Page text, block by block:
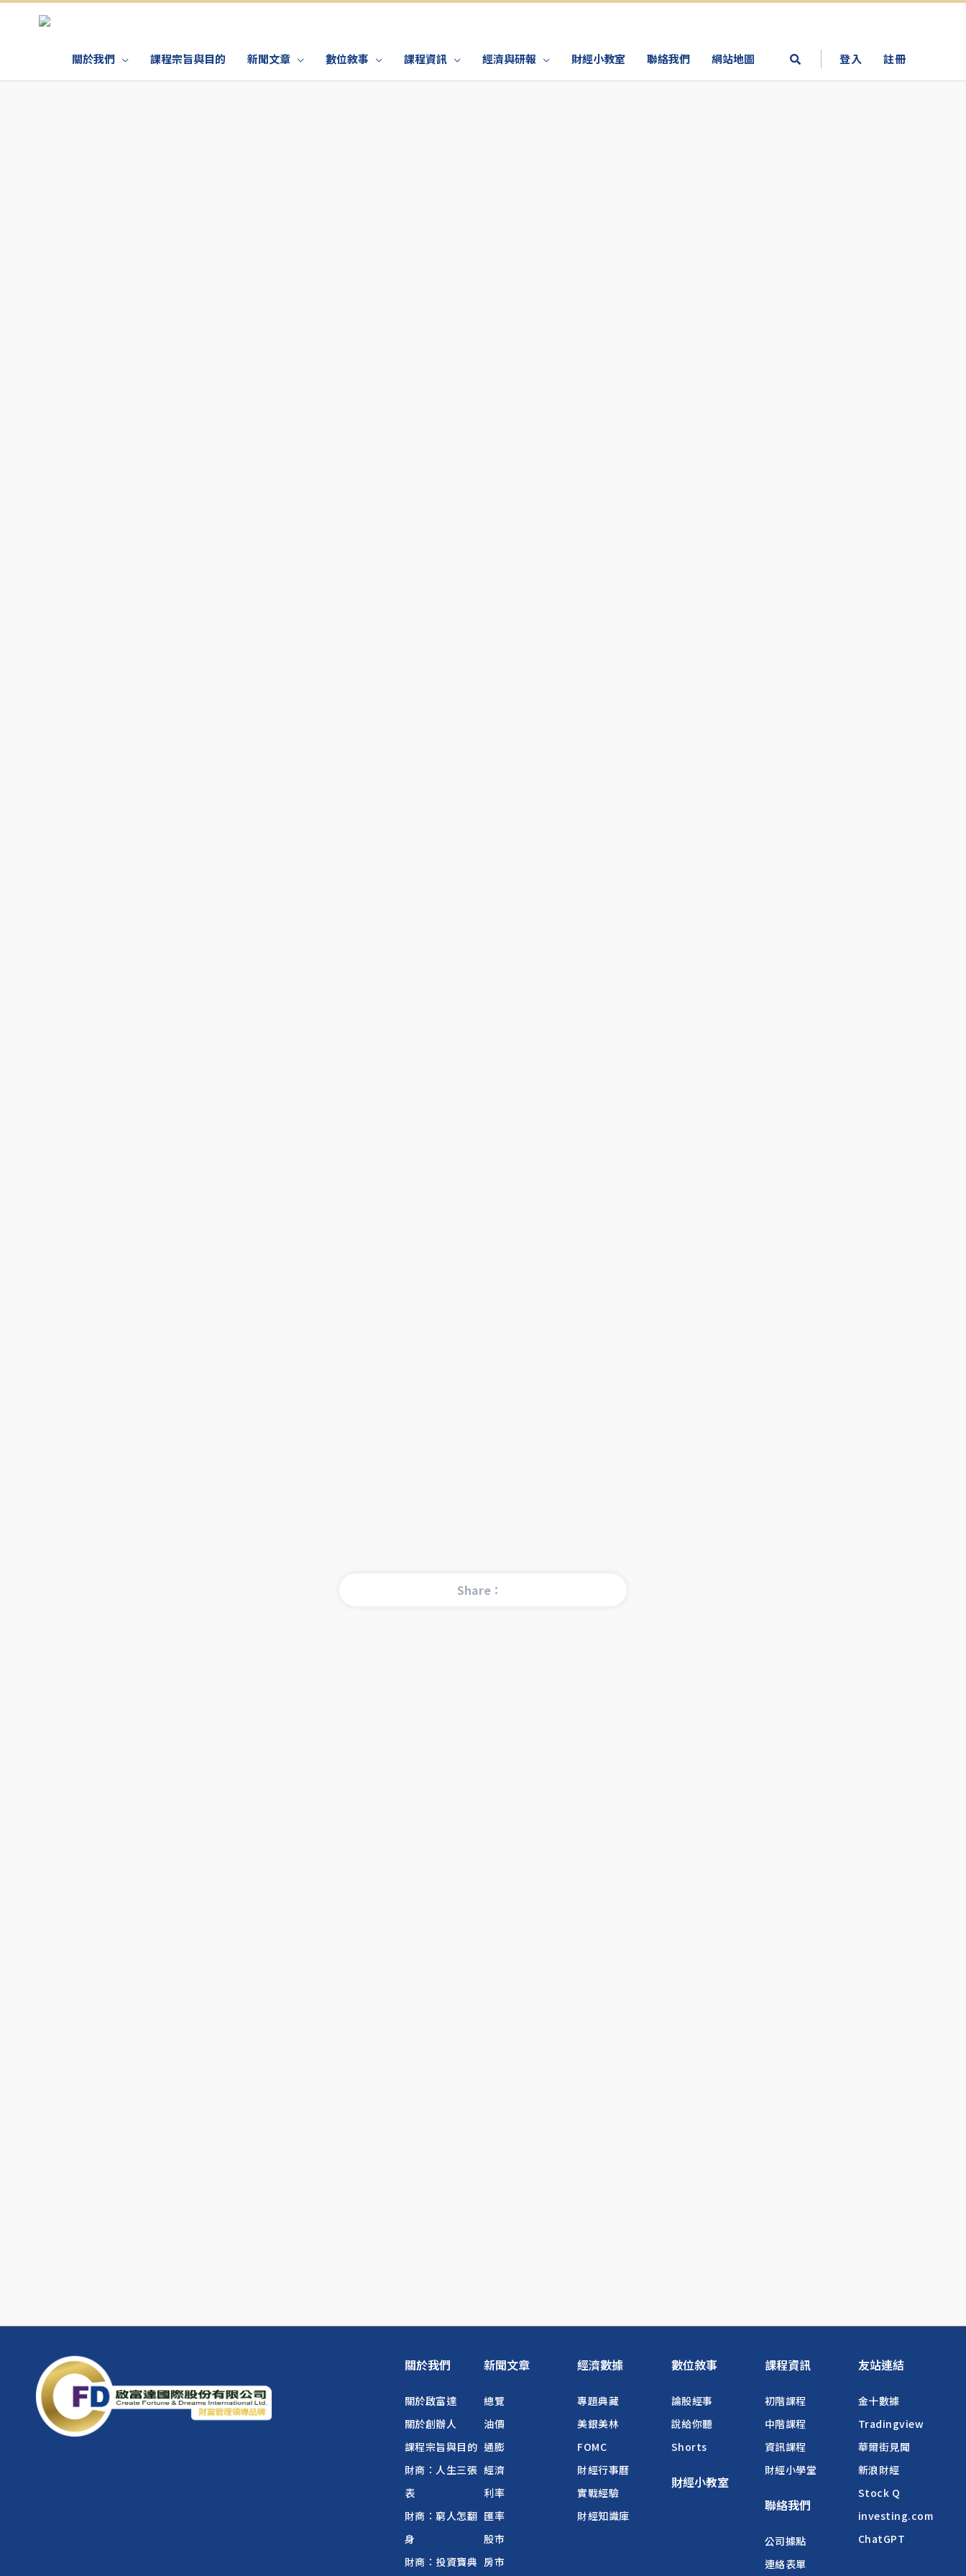
關於我們 課程宗旨與目的 新聞文章 數位敘事 課程資訊 經濟與研報 財經小教室 聯絡我們 網站地圖 登入 註冊
Share：
關於我們
關於啟富達
關於創辦人
課程宗旨與目的
財商：人生三張
表
財商：窮人怎翻
身
財商：投資寶典
新聞文章
總覽
油價
通膨
經濟
利率
匯率
股市
房市
經濟數據
專題典藏
美銀美林
FOMC
財經行事曆
實戰經驗
財經知識庫
數位敘事
論股經事
說給你聽
Shorts
財經小教室
課程資訊
初階課程
中階課程
資訊課程
財經小學堂
聯絡我們
公司據點
連絡表單
友站連結
金十數據
Tradingview
華爾街見聞
新浪財經
Stock Q
investing.com
ChatGPT